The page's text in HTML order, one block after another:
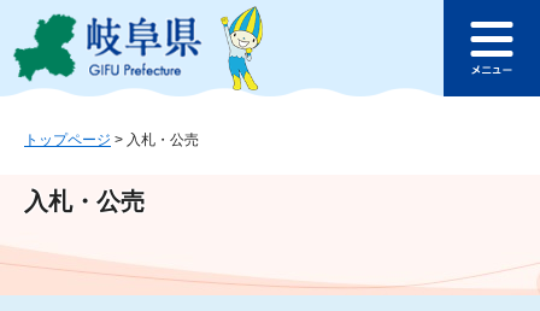
ジ
ュ
文
このページの本文へ
ュ
トップページ > 入札・公売
入札・公売